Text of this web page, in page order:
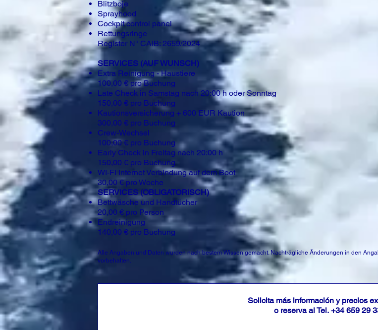
Blitzboje
Sprayhood
Cockpit control panel
Rettungsringe
Register N° CAIB: 2659/2024
SERVICES (AUF WUNSCH)
Extra Reinigung - Haustiere
100,00 € pro Buchung
Late Check in Samstag nach 20:00 h oder Sonntag
150,00 € pro Buchung
Kautionsversicherung + 600 EUR Kaution
300,00 € pro Buchung
Crew-Wechsel
100,00 € pro Buchung
Early Check in Freitag nach 20:00 h
150,00 € pro Buchung
WI-FI Internet Verbindung auf dem Boot
30,00 € pro Woche
SERVICES (OBLIGATORISCH)
Bettwäsche und Handtücher
20,00 € pro Person
Endreinigung
140,00 € pro Buchung
Alle Angaben und Daten wurden nach bestem Wissen gemacht. Nachträgliche Änderungen in den
vorbehalten.
Solicita más información y precios
o reserva al Tel. +34 659 29